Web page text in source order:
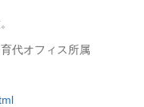
代オフィス所属